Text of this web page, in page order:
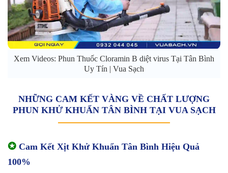
Xem Videos: Phun Thuốc Cloramin B diệt virus Tại Tân Bình
Uy Tín | Vua Sạch
NHỮNG CAM KẾT VÀNG VỀ CHẤT LƯỢNG
PHUN KHỬ KHUẨN TÂN BÌNH TẠI VUA SẠCH
✪ Cam Kết Xịt Khử Khuẩn Tân Bình Hiệu Quả
100%